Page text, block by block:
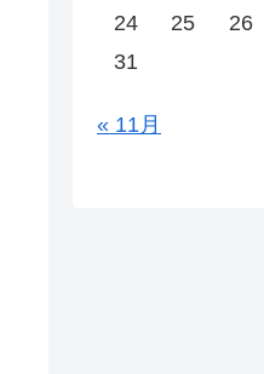
24
25 26
31
« 11月